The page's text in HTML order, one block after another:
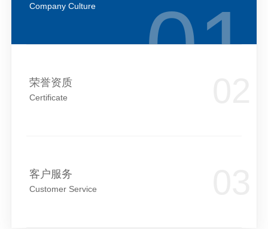
Company Culture
荣誉资质
Certificate
客户服务
Customer Service